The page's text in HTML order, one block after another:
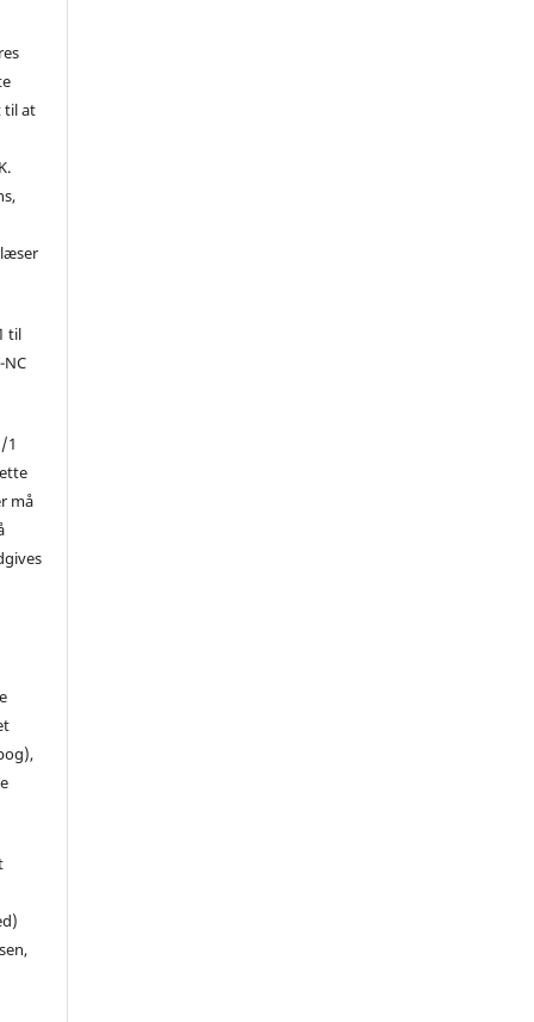
til at
til
NC
1
må